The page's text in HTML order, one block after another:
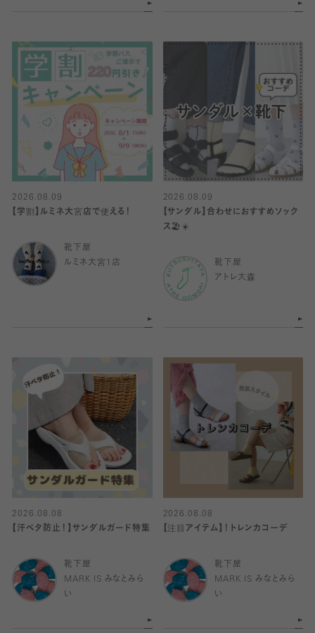
2026.08.09
【学割】ルミネ大宮店で使える！
靴下屋
ルミネ大宮1店
2026.08.09
【サンダル】合わせにおすすめソック
ス🏖☀️
靴下屋
アトレ大森
2026.08.08
【汗ベタ防止！】サンダルガード特集
靴下屋
MARK IS みなとみら
い
2026.08.08
【注目アイテム】！トレンカコーデ
靴下屋
MARK IS みなとみら
い